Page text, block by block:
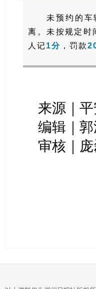
未预约的
离。未按规定时
人记1分 ，罚款
来源｜
编辑｜
审核｜